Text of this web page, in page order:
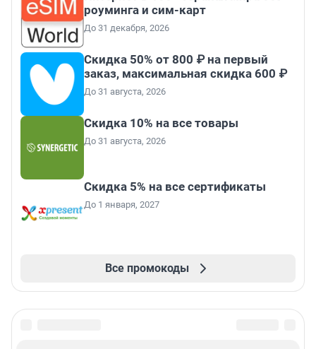
роуминга и сим-карт
До 31 декабря, 2026
Скидка 50% от 800 ₽ на первый
заказ, максимальная скидка 600 ₽
До 31 августа, 2026
Скидка 10% на все товары
До 31 августа, 2026
Скидка 5% на все сертификаты
До 1 января, 2027
Все промокоды